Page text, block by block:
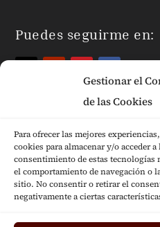
Gestionar el
de las Cookies
Para ofrecer las mejores
cookies para almacenar y/o acceder
consentimiento de estas tecnologías
el comportamiento de navegación o
sitio. No consentir o retirar el
negativamente a ciertas
Puedes seguirme en:
Páginas Legales